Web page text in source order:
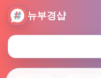
뉴부경샵
뉴부경샵 - 부산 마사지 사이